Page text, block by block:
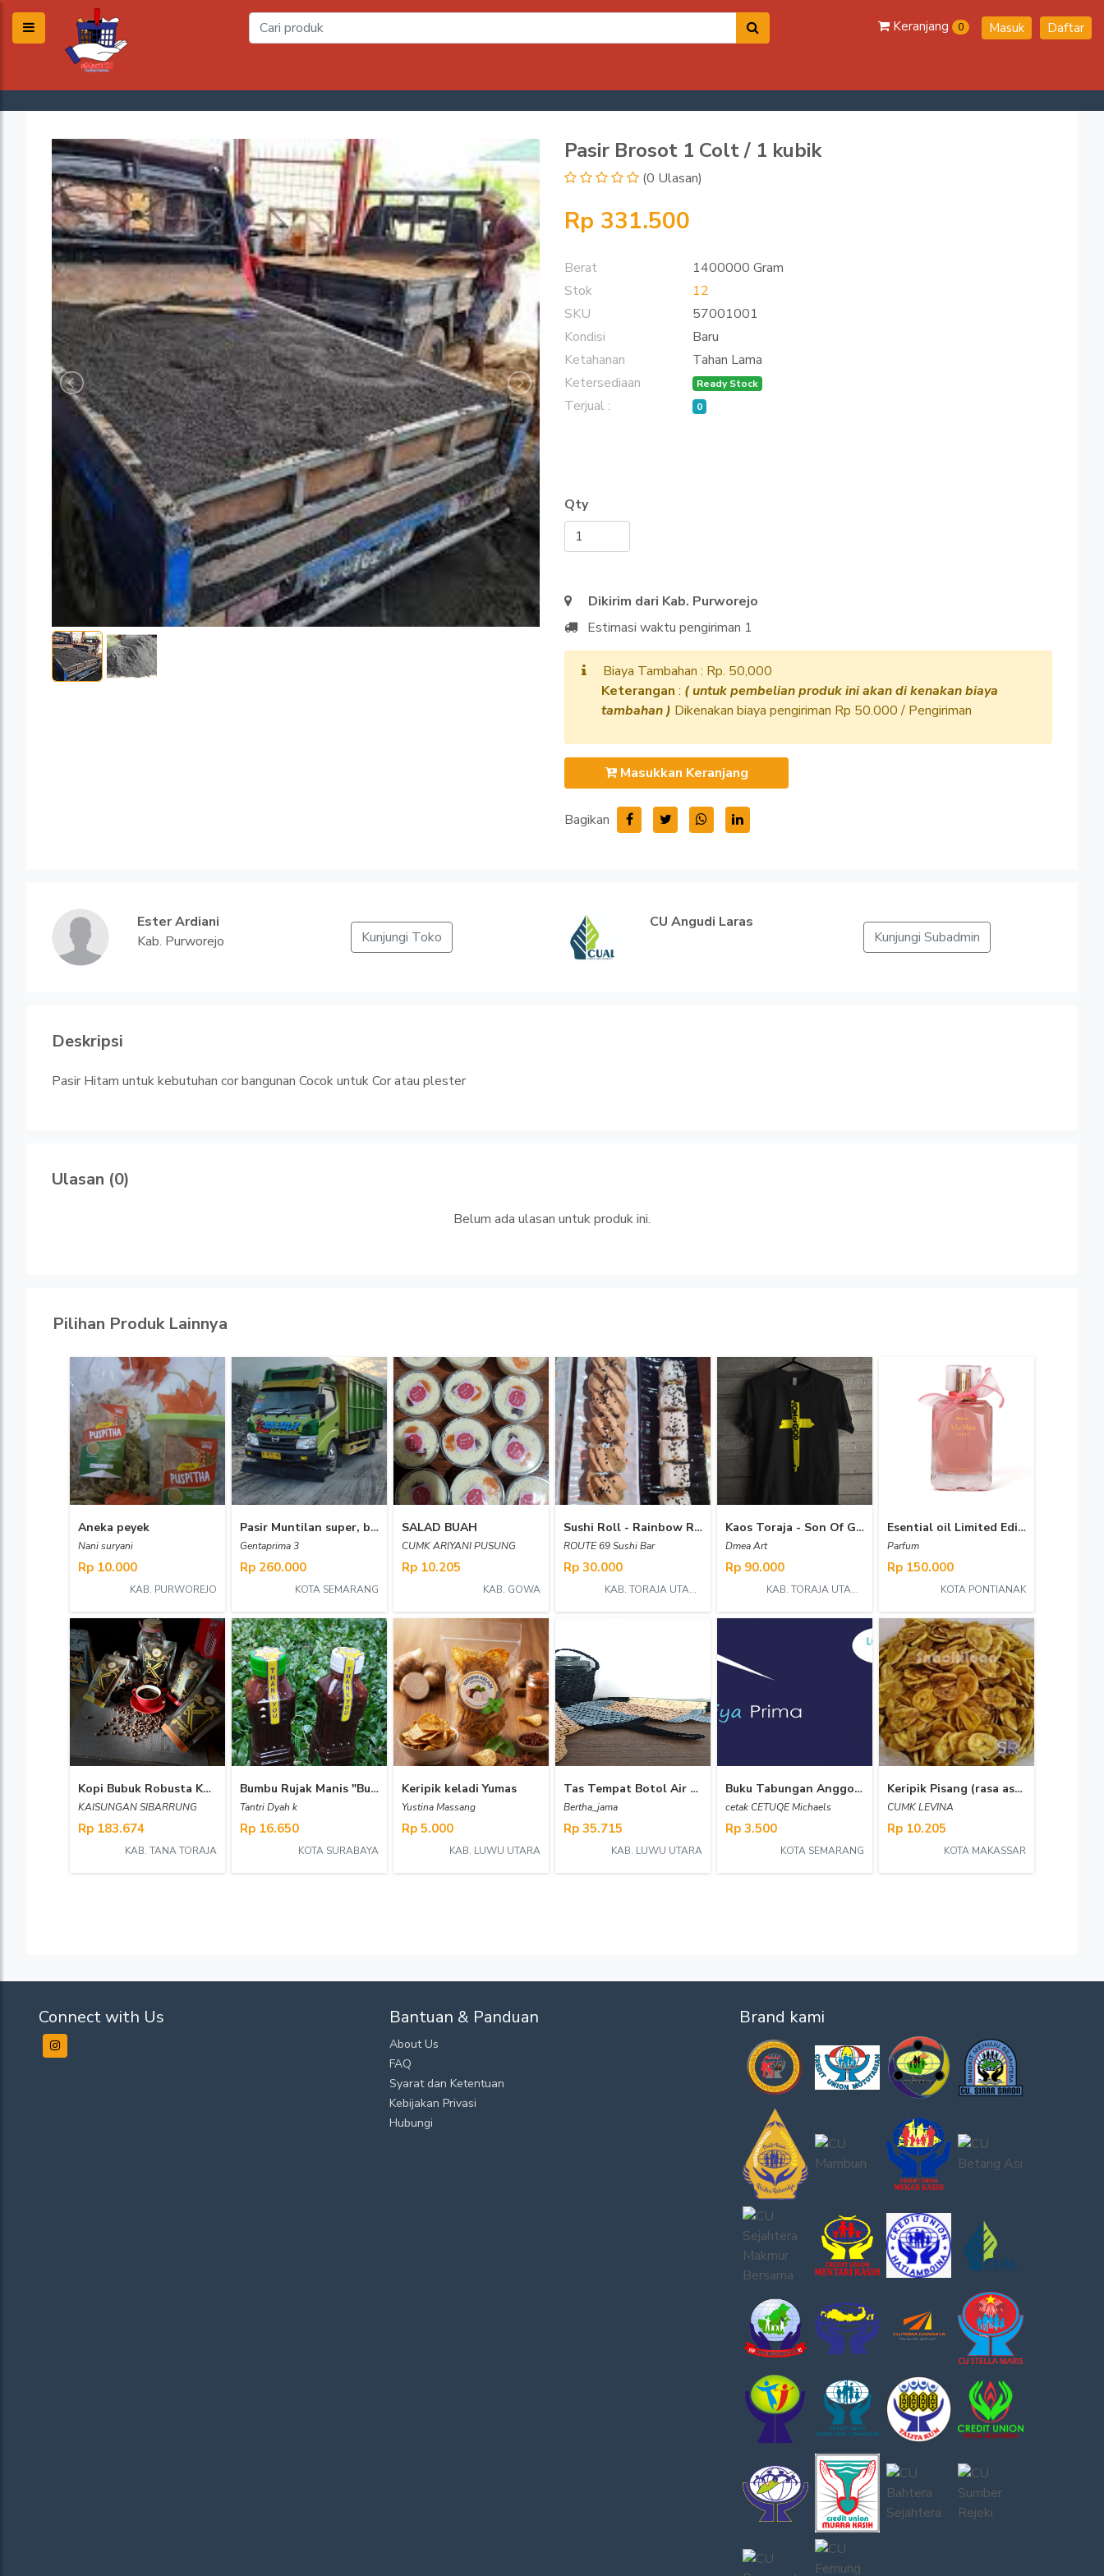
Keranjang 0 Masuk Daftar
Pasir Brosot 1 Colt / 1 kubik
(0 Ulasan)
Rp 331.500
Berat
1400000 Gram
Stok
12
SKU
57001001
Kondisi
Baru
Ketahanan
Tahan Lama
Ketersediaan
Ready Stock
Terjual : 0
Qty
Dikirim dari Kab. Purworejo
Estimasi waktu pengiriman 1
Biaya Tambahan : Rp. 50,000
Keterangan : ( untuk pembelian produk ini akan di kenakan biaya
tambahan ) Dikenakan biaya pengiriman Rp 50.000 / Pengiriman
Masukkan Keranjang
Bagikan
Ester Ardiani
Kab. Purworejo
Kunjungi Toko
CU Angudi Laras
Kunjungi Subadmin
Deskripsi
Pasir Hitam untuk kebutuhan cor bangunan Cocok untuk Cor atau plester
Ulasan (0)
Belum ada ulasan untuk produk ini.
Pilihan Produk Lainnya
Aneka peyek
Nani suryani
Rp 10.000
KAB. PURWOREJO
Pasir Muntilan super, bahan bangunan (CU Prima)
Gentaprima 3
Rp 260.000
KOTA SEMARANG
SALAD BUAH
CUMK ARIYANI PUSUNG
Rp 10.205
KAB. GOWA
Sushi Roll - Rainbow Roll
ROUTE 69 Sushi Bar
Rp 30.000
KAB. TORAJA UTARA
Kaos Toraja - Son Of God
Dmea Art
Rp 90.000
KAB. TORAJA UTARA
Esential oil Limited Edition
Parfum
Rp 150.000
KOTA PONTIANAK
Kopi Bubuk Robusta Kaisungan 1 Kg
KAISUNGAN SIBARRUNG
Rp 183.674
KAB. TANA TORAJA
Bumbu Rujak Manis "Buru Nakpol"
Tantri Dyah k
Rp 16.650
KOTA SURABAYA
Keripik keladi Yumas
Yustina Massang
Rp 5.000
KAB. LUWU UTARA
Tas Tempat Botol Air Minum
Bertha_jama
Rp 35.715
KAB. LUWU UTARA
Buku Tabungan Anggota_prima cetak
cetak CETUQE Michaels
Rp 3.500
KOTA SEMARANG
Keripik Pisang (rasa asam manis)
CUMK LEVINA
Rp 10.205
KOTA MAKASSAR
Connect with Us Bantuan & Panduan
About Us
FAQ
Syarat dan Ketentuan
Kebijakan Privasi
Hubungi
Brand kami